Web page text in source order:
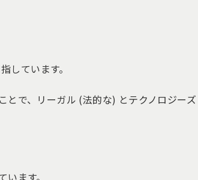
しています。
で、リーガル (法的な) とテクノロジー
ます。